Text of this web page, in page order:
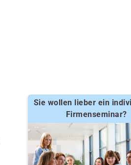
Sie wollen lieber ein
Firmenseminar?